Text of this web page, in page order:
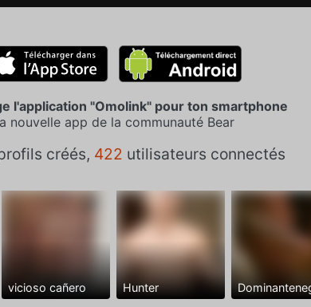
l'application "Omolink" pour ton smartphone
nouvelle app de la communauté Bear
créés, 422 utilisateurs connectés
vicioso cañero Hunter